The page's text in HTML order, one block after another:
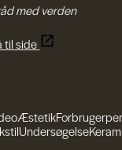
med verden
til side
Æstetik
Undersøgelse